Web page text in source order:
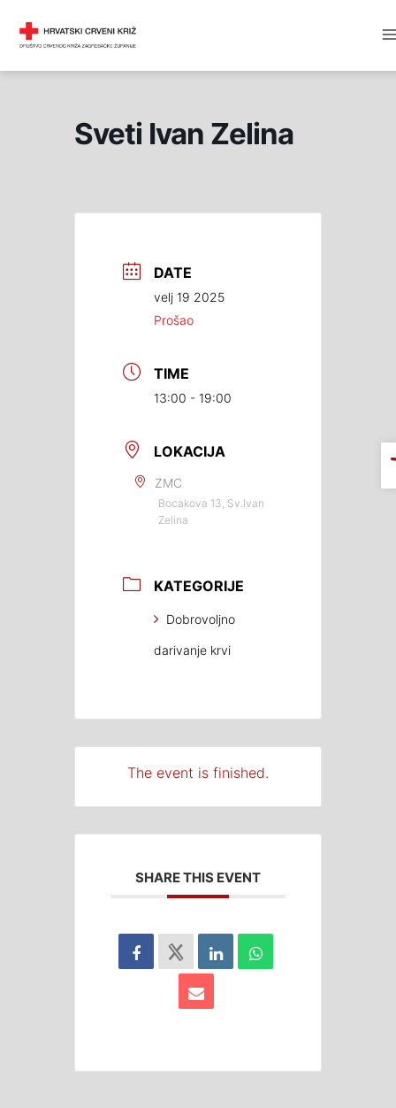
Sveti Ivan Zelina
DATE
velj 19 2025
Prošao
TIME
13:00 - 19:00
LOKACIJA
ZMC
Bocakova 13, Sv.Ivan
Zelina
KATEGORIJE
Dobrovoljno
darivanje krvi
The event is finished.
SHARE THIS EVENT